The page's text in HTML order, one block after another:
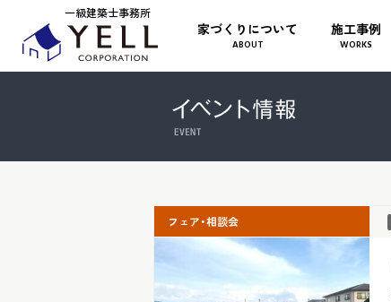
一級建築士事務所
家づくりについて
ABOUT
施工事例
WORKS
フェア・相談会